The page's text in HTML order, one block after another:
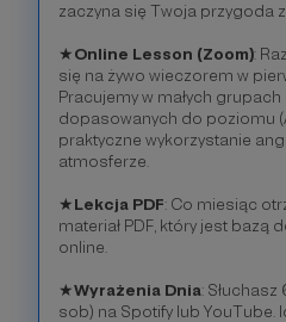
zaczyna się Twoja przygoda
★Online Lesson (Zoom):
się na żywo wieczorem w
Pracujemy w małych
dopasowanych do poziomu
praktyczne wykorzystanie
atmosferze.
★Lekcja PDF: Co miesiąc
materiał PDF, który jest bazą
online.
★Wyrażenia Dnia:
sob) na Spotify lub YouTube.